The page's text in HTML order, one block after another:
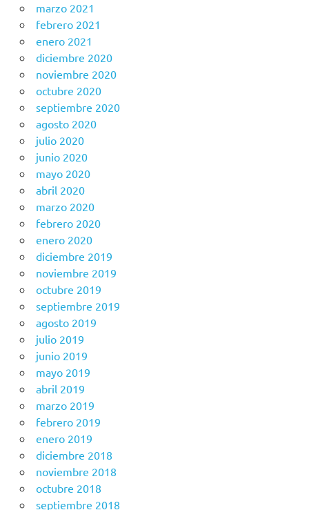
marzo 2021
febrero 2021
enero 2021
diciembre 2020
noviembre 2020
octubre 2020
septiembre 2020
agosto 2020
julio 2020
junio 2020
mayo 2020
abril 2020
marzo 2020
febrero 2020
enero 2020
diciembre 2019
noviembre 2019
octubre 2019
septiembre 2019
agosto 2019
julio 2019
junio 2019
mayo 2019
abril 2019
marzo 2019
febrero 2019
enero 2019
diciembre 2018
noviembre 2018
octubre 2018
septiembre 2018